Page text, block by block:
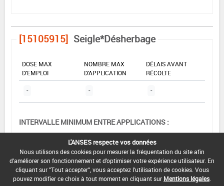
[15105915] Seigle*Désherbage
DOSE MAX
D'EMPLOI
NOMBRE MAX
D'APPLICATION
DÉLAIS AVANT
RÉCOLTE
- - -
INTERVALLE MINIMUM ENTRE APPLICATIONS :
-
DATE DE RETRAIT DE L'USAGE :
01/11/1988
DATE DE FIN DE DISTRIBUTION :
L'ANSES respecte vos données
Nous utilisons des cookies pour mesurer la fréquentation du site afin
d'améliorer son fonctionnement et d'optimiser votre expérience utilisateur. En
cliquant sur "Tout accepter", vous acceptez l'utilisation de cookies. Vous
pouvez modifier ce choix à tout moment en cliquant sur Mentions légales